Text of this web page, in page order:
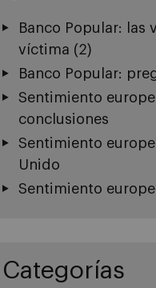
Banco Popular: las
víctima (2)
Banco Popular:
Sentimiento
conclusiones
Sentimiento
Unido
Sentimiento
Categorías